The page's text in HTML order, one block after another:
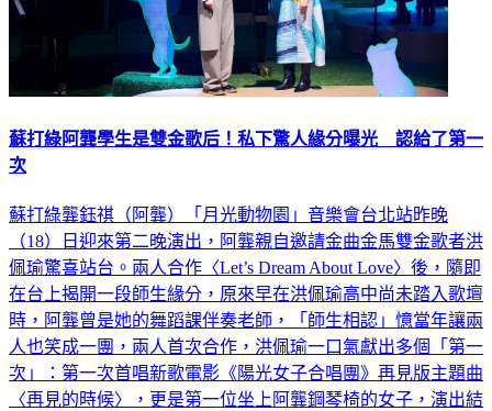
蘇打綠阿龔學生是雙金歌后！私下驚人緣分曝光 認給了第一
次
蘇打綠龔鈺祺（阿龔）「月光動物園」音樂會台北站昨晚
（18）日迎來第二晚演出，阿龔親自邀請金曲金馬雙金歌者洪
佩瑜驚喜站台。兩人合作〈Let’s Dream About Love〉後，隨即
在台上揭開一段師生緣分，原來早在洪佩瑜高中尚未踏入歌壇
時，阿龔曾是她的舞蹈課伴奏老師，「師生相認」憶當年讓兩
人也笑成一團，兩人首次合作，洪佩瑜一口氣獻出多個「第一
次」：第一次首唱新歌電影《陽光女子合唱團》再見版主題曲
〈再見的時候〉，更是第一位坐上阿龔鋼琴椅的女子，演出結